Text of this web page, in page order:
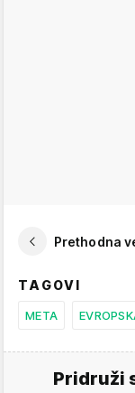
Prethodna
TAGOVI
META
Pridruži